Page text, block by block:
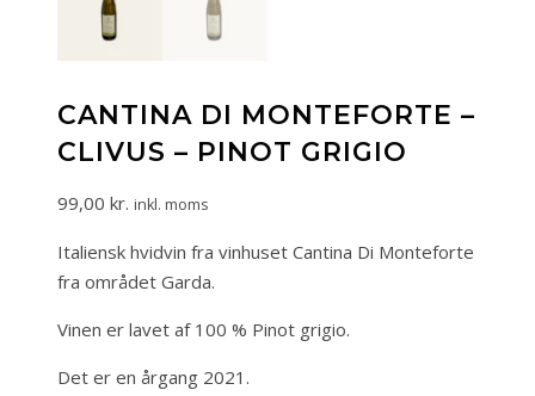
CANTINA DI MONTEFORTE –
CLIVUS – PINOT GRIGIO
99,00 kr. inkl. moms
Italiensk hvidvin fra vinhuset Cantina Di Monteforte
fra området Garda.
Vinen er lavet af 100 % Pinot grigio.
Det er en årgang 2021.